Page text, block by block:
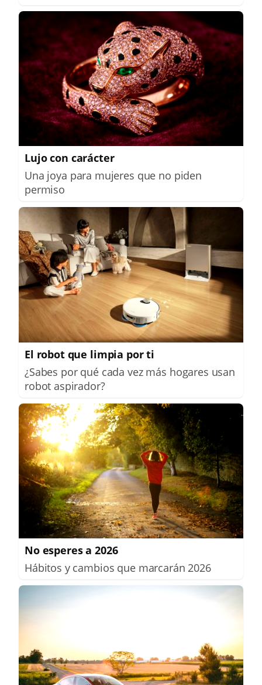
Lujo con carácter
Una joya para mujeres que no piden
permiso
El robot que limpia por ti
¿Sabes por qué cada vez más hogares usan
robot aspirador?
No esperes a 2026
Hábitos y cambios que marcarán 2026